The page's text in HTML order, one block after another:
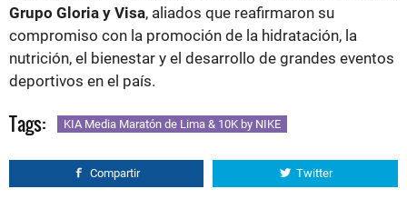
Grupo Gloria y Visa, aliados que reafirmaron su
compromiso con la promoción de la hidratación, la
nutrición, el bienestar y el desarrollo de grandes eventos
deportivos en el país.
Tags: KIA Media Maratón de Lima & 10K by NIKE
Compartir Twitter